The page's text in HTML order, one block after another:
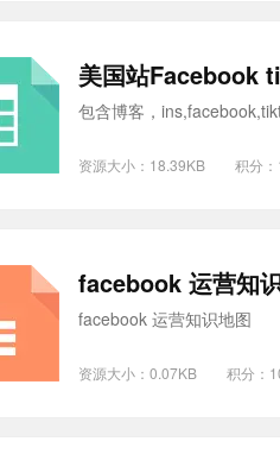
美国站Facebook
包含博客，
资源大小：18.39KB 积分
facebook 运营知
facebook 运营知识地图
资源大小：0.07KB 积分：